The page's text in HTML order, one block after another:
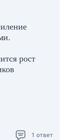
рост
1 ответ